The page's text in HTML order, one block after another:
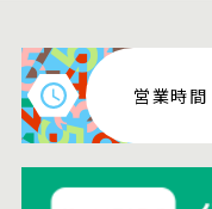
営業時間